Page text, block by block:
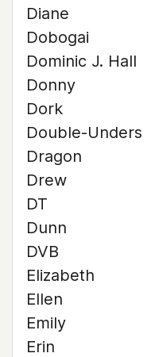
Diane
Dobogai
Dominic J. Hall
Donny
Dork
Double-Unders
Dragon
Drew
DT
Dunn
DVB
Elizabeth
Ellen
Emily
Erin